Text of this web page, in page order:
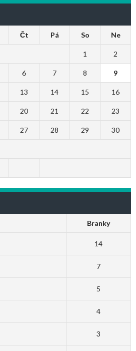
Čt Pá So Ne
1 2
6 7 8 9
13 14 15 16
20 21 22 23
27 28 29 30
Branky
14
7
5
4
3